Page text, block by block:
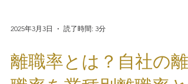
2025年3月3日